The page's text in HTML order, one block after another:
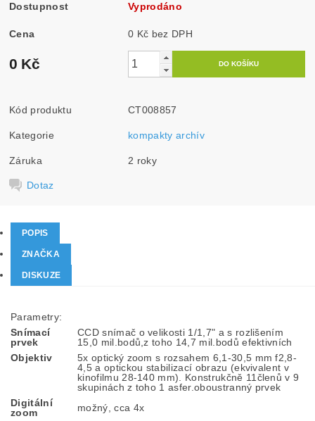
Dostupnost Vyprodáno
Cena 0 Kč bez DPH
0 Kč
Kód produktu CT008857
Kategorie kompakty archív
Záruka 2 roky
Dotaz
POPIS
ZNAČKA
DISKUZE
Parametry:
Snímací
prvek
CCD snímač o velikosti 1/1,7" a s rozlišením
15,0 mil.bodů,z toho 14,7 mil.bodů efektivních
Objektiv
5x optický zoom s rozsahem 6,1-30,5 mm f2,8-
4,5 a optickou stabilizací obrazu (ekvivalent v
kinofilmu 28-140 mm). Konstrukčně 11členů v 9
skupinách z toho 1 asfer.oboustranný prvek
Digitální
zoom
možný, cca 4x